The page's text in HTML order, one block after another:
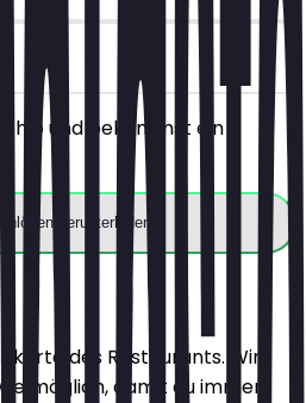
und bekommst ein
herunterladen
des Restaurants. Wir
möglich, damit du immer